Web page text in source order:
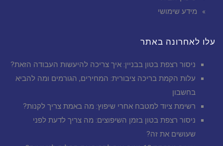
מידע שימושי
עלו לאחרונה באתר
ניסור רצפת בטון בבניין: איך צריכה להיעשות העבודה הזאת?
עלות הקמת בריכה ציבורית: המחירים, הגורמים ומה להביא
בחשבון
רשימת ציוד למטבח אחרי שיפוץ: מה באמת צריך לקנות?
ניסור רצפת בטון בזמן השיפוצים: מה צריך לדעת לפני
שעושים את זה?